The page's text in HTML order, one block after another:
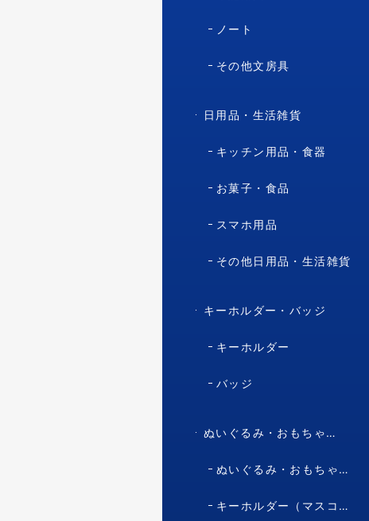
ノート
その他文房具
日用品・生活雑貨
キッチン用品・食器
お菓子・食品
スマホ用品
その他日用品・生活雑貨
キーホルダー・バッジ
キーホルダー
バッジ
ぬいぐるみ・おもちゃ・マスコット・キャラクター
ぬいぐるみ・おもちゃ（マスコット・キャラクター）
キーホルダー（マスコット・キャラクター）